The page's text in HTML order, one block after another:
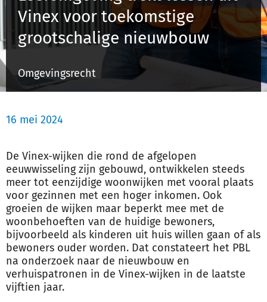
Inloggen
Registreren
Vinex voor toekomstige
grootschalige nieuwbouw
Omgevingsrecht
16 mei 2024
De Vinex-wijken die rond de afgelopen
eeuwwisseling zijn gebouwd, ontwikkelen steeds
meer tot eenzijdige woonwijken met vooral plaats
voor gezinnen met een hoger inkomen. Ook
groeien de wijken maar beperkt mee met de
woonbehoeften van de huidige bewoners,
bijvoorbeeld als kinderen uit huis willen gaan of als
bewoners ouder worden. Dat constateert het PBL
na onderzoek naar de nieuwbouw en
verhuispatronen in de Vinex-wijken in de laatste
vijftien jaar.